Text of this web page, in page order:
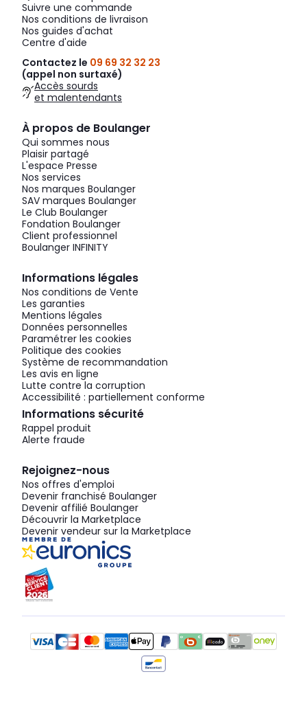
Suivre une commande
Nos conditions de livraison
Nos guides d'achat
Centre d'aide
Contactez le 09 69 32 32 23
(appel non surtaxé)
Accès sourds
et malentendants
À propos de Boulanger
Qui sommes nous
Plaisir partagé
L'espace Presse
Nos services
Nos marques Boulanger
SAV marques Boulanger
Le Club Boulanger
Fondation Boulanger
Client professionnel
Boulanger INFINITY
Informations légales
Nos conditions de Vente
Les garanties
Mentions légales
Données personnelles
Paramétrer les cookies
Politique des cookies
Système de recommandation
Les avis en ligne
Lutte contre la corruption
Accessibilité : partiellement conforme
Informations sécurité
Rappel produit
Alerte fraude
Rejoignez-nous
Nos offres d'emploi
Devenir franchisé Boulanger
Devenir affilié Boulanger
Découvrir la Marketplace
Devenir vendeur sur la Marketplace